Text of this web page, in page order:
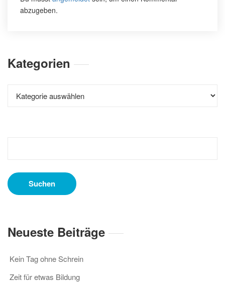
abzugeben.
Kategorien
Neueste Beiträge
Kein Tag ohne Schrein
Zeit für etwas Bildung